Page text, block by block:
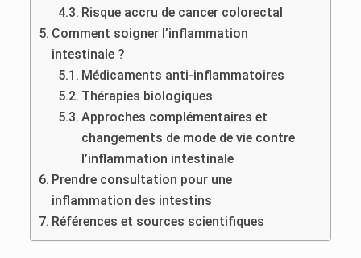
Risque accru de cancer colorectal
Comment soigner l’inflammation
intestinale ?
Médicaments anti-inflammatoires
Thérapies biologiques
Approches complémentaires et
changements de mode de vie contre
l’inflammation intestinale
Prendre consultation pour une
inflammation des intestins
Références et sources scientifiques